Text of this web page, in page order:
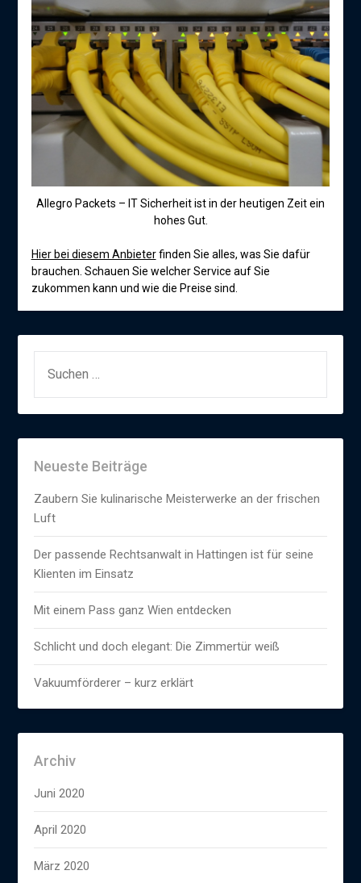
Allegro Packets – IT Sicherheit ist in der heutigen Zeit ein
hohes Gut.
Hier bei diesem Anbieterfinden Sie alles, was Sie dafür
brauchen. Schauen Sie welcher Service auf Sie
zukommen kann und wie die Preise sind.
NACH:
Neueste Beiträge
Zaubern Sie kulinarische Meisterwerke an der frischen
Luft
Der passende Rechtsanwalt in Hattingen ist für seine
Klienten im Einsatz
Mit einem Pass ganz Wien entdecken
Schlicht und doch elegant: Die Zimmertür weiß
Vakuumförderer – kurz erklärt
Archiv
Juni 2020
April 2020
März 2020